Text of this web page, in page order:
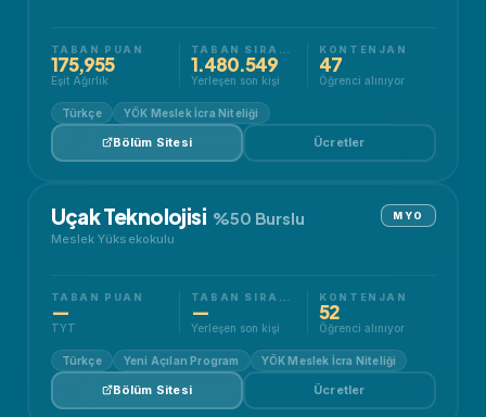
TABAN PUAN
175,955
Eşit Ağırlık
1.480.549
Yerleşen son kişi
KONTENJAN
47
Öğrenci alınıyor
Türkçe YÖK Meslek İcra Niteliği
Bölüm Sitesi Ücretler
Uçak Teknolojisi %50 Burslu
Meslek Yüksekokulu
MYO
TABAN PUAN
—
TYT
—
Yerleşen son kişi
KONTENJAN
52
Öğrenci alınıyor
Türkçe Yeni Açılan Program YÖK Meslek İcra Niteliği
Bölüm Sitesi Ücretler